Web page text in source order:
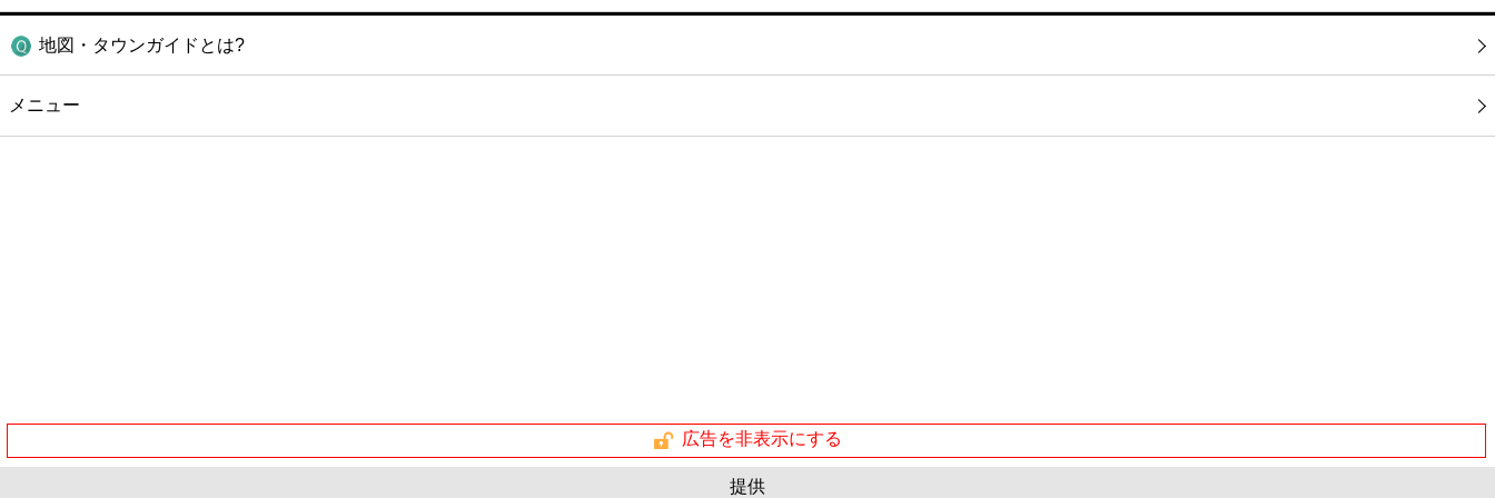
地図・タウンガイドとは?
メニュー
広告を非表示にする
提供